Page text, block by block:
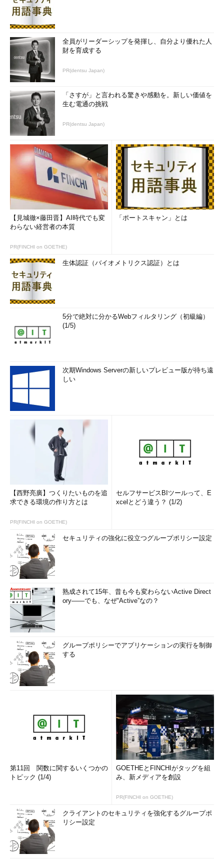
全員がリーダーシップを発揮し、自分より優れた人
財を育成する
PR(dentsu Japan)
「さすが」と言われる驚きや感動を。新しい価値を
生む電通の挑戦
PR(dentsu Japan)
【見城徹×藤田晋】AI時代でも変
わらない経営者の本質
PR(FINCHI on GOETHE)
「ポートスキャン」とは
生体認証（バイオメトリクス認証）とは
5分で絶対に分かるWebフィルタリング（初級編）
(1/5)
次期Windows Serverの新しいプレビュー版が待ち遠
しい
【西野亮廣】つくりたいものを追
求できる環境の作り方とは
PR(FINCHI on GOETHE)
セルフサービスBIツールって、E
xcelとどう違う？ (1/2)
セキュリティの強化に役立つグループポリシー設定
熟成されて15年、昔も今も変わらないActive Direct
ory――でも、なぜ“Active”なの？
グループポリシーでアプリケーションの実行を制御
する
第11回 関数に関するいくつかの
トピック (1/4)
GOETHEとFINCHIがタッグを組
み、新メディアを創設
PR(FINCHI on GOETHE)
クライアントのセキュリティを強化するグループポ
リシー設定